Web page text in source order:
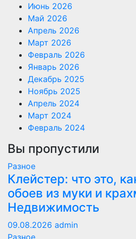
Июнь 2026
Май 2026
Апрель 2026
Март 2026
Февраль 2026
Январь 2026
Декабрь 2025
Ноябрь 2025
Апрель 2024
Март 2024
Февраль 2024
Вы пропустили
Разное
Клейстер: что это,
обоев из муки и
Недвижимость
09.08.2026 admin
Разное